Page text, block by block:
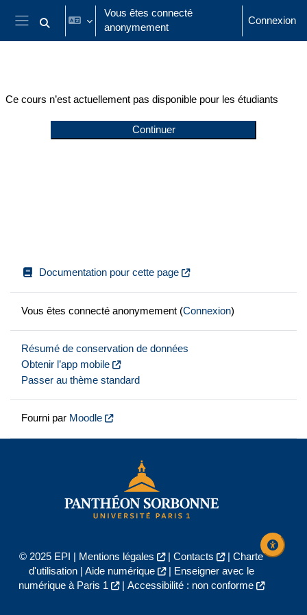
Passer au contenu principal
Panneau latéral
Activer/désactiver la saisie de recherche
Vous êtes connecté
anonymement
Connexion
Ce cours n’est actuellement pas disponible pour les étudiants
Continuer
Documentation pour cette page
Vous êtes connecté anonymement (Connexion)
Résumé de conservation de données
Obtenir l’app mobile
Passer au thème standard
Fourni par Moodle
© 2025 EPI | Mentions légales | Contacts | Charte
d'utilisation| Aide numérique |
Enseigner avec le
numérique à Paris 1
| Accessibilité : non conforme